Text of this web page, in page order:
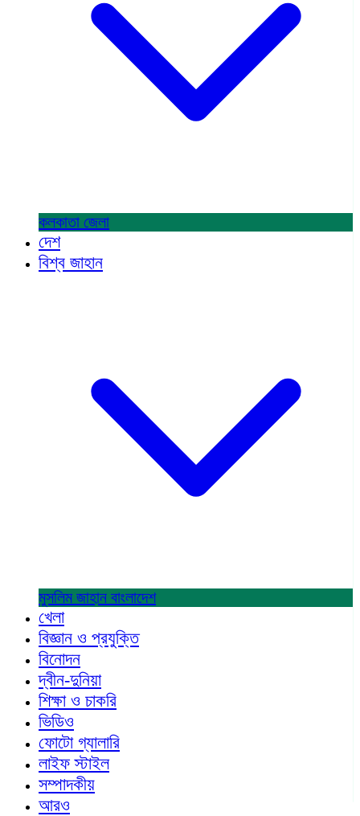
কলকাতা জেলা
দেশ
বিশ্ব জাহান
মুসলিম জাহান বাংলাদেশ
খেলা
বিজ্ঞান ও প্রযুক্তি
বিনোদন
দ্বীন-দুনিয়া
শিক্ষা ও চাকরি
ভিডিও
ফোটো গ্যালারি
লাইফ স্টাইল
সম্পাদকীয়
আরও